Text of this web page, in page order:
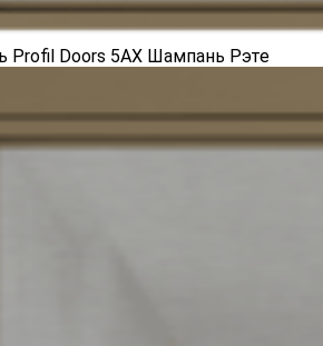
Profil Doors 5AX Шампань Рэте